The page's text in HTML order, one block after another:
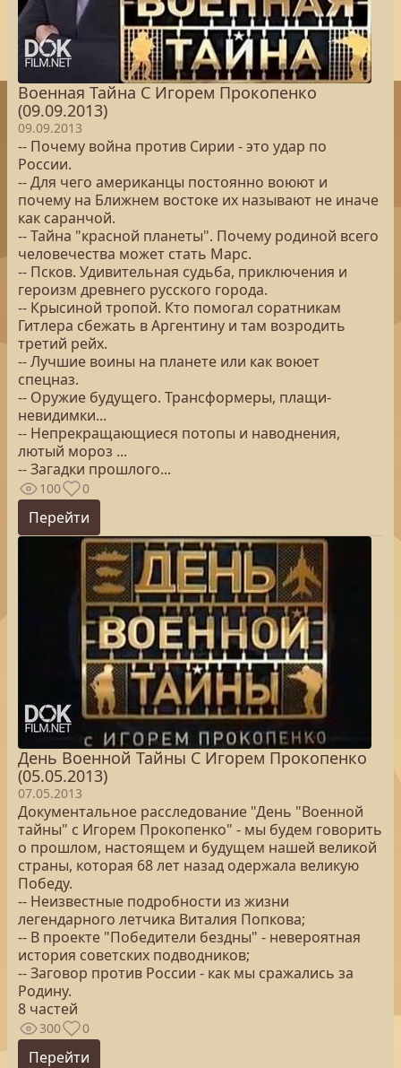
Военная Тайна С Игорем Прокопенко
(09.09.2013)
09.09.2013
-- Почему война против Сирии - это удар по
России.
-- Для чего американцы постоянно воюют и
почему на Ближнем востоке их называют не иначе
как саранчой.
-- Тайна "красной планеты". Почему родиной всего
человечества может стать Марс.
-- Псков. Удивительная судьба, приключения и
героизм древнего русского города.
-- Крысиной тропой. Кто помогал соратникам
Гитлера сбежать в Аргентину и там возродить
третий рейх.
-- Лучшие воины на планете или как воюет
спецназ.
-- Оружие будущего. Трансформеры, плащи-
невидимки...
-- Непрекращающиеся потопы и наводнения,
лютый мороз ...
-- Загадки прошлого...
100 0
Перейти
День Военной Тайны С Игорем Прокопенко
(05.05.2013)
07.05.2013
Документальное расследование "День "Военной
тайны" с Игорем Прокопенко" - мы будем говорить
о прошлом, настоящем и будущем нашей великой
страны, которая 68 лет назад одержала великую
Победу.
-- Неизвестные подробности из жизни
легендарного летчика Виталия Попкова;
-- В проекте "Победители бездны" - невероятная
история советских подводников;
-- Заговор против России - как мы сражались за
Родину.
8 частей
300 0
Перейти